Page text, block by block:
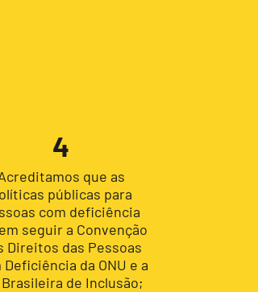
4
que as
públicas para
com deficiência
seguir a Convenção
Direitos das Pessoas
Deficiência da ONU e a
de Inclusão;